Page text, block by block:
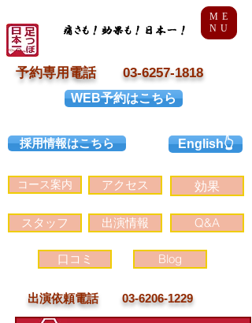
コース案内 アクセス
スタッフ 出演情報
口コミ Blog
Q&A
効果
出演依頼電話 03-6206-1229
予約専用電話 03-6257-1818
English👆
WEB予約はこちら
採用情報はこちら
ME
NU